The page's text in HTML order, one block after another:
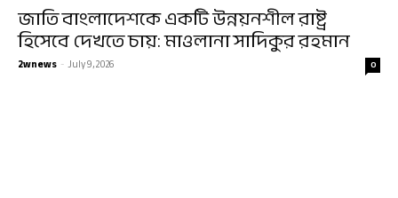
জাতি বাংলাদেশকে একটি উন্নয়নশীল রাষ্ট্র
হিসেবে দেখতে চায়: মাওলানা সাদিকুর রহমান
2wnews -July 9, 2026 0